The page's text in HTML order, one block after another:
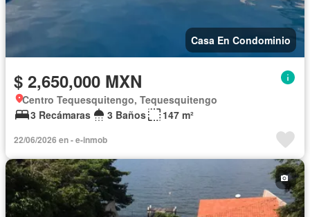
Casa En Condominio
$ 2,650,000 MXN
Centro Tequesquitengo, Tequesquitengo
3 Recámaras
3 Baños 147 m²
22/06/2026 en - e-inmob